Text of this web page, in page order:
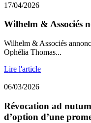
17/04/2026
Wilhelm & Associés
Wilhelm & Associés
Ophélia Thomas...
Lire l'article
06/03/2026
Révocation ad
d’option d’une